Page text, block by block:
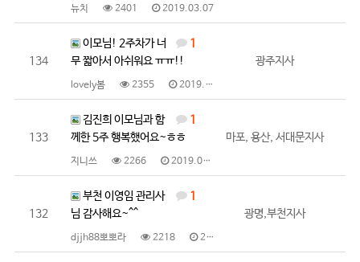
뉴치 2401 2019.03.07
134
1
이모님! 2주차가 너
무 짧아서 아쉬워요 ㅠㅠ!!
lovely봄 2355 2019.03.07
광주지사
133
1
김진희 이모님과 함
께한 5주 행복했어요~ㅎㅎ
지니쓰 2266 2019.03.06
마포, 용산, 서대문지사
132
1
부천 이영임 관리사
님 감사해요~^^
djjh88뽀뽀라 2218 2019.03.05
광명,부천지사